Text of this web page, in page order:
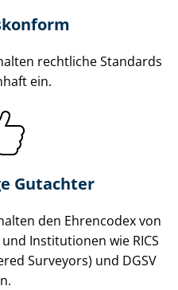
rechtliche Standards
ein.
Gutachter
den Ehrencodex von
Institutionen wie RICS
Surveyors) und DGSV